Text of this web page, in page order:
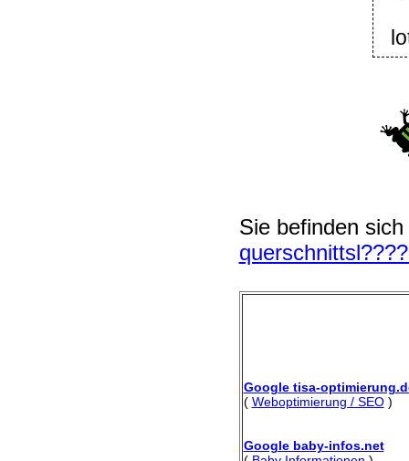
Sie befinden
Google tisa-
( Weboptimierung / SEO)
Google baby-infos.net